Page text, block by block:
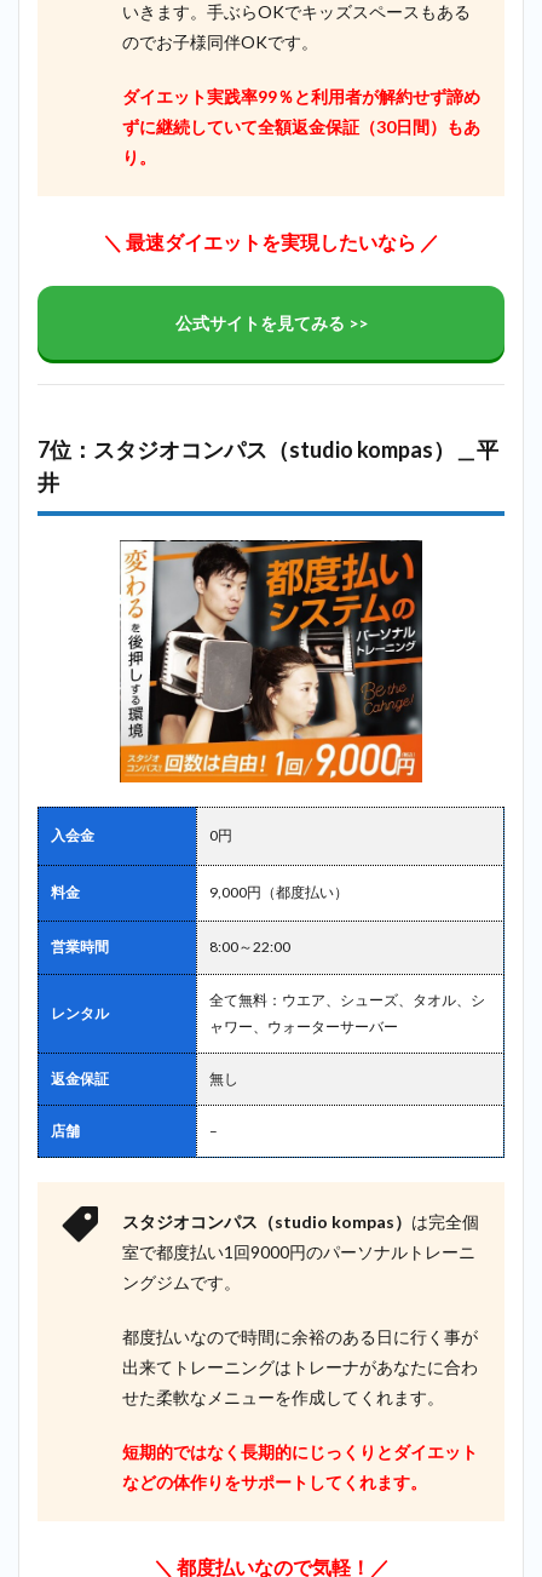
いきます。手ぶらOKでキッズスペースもある
のでお子様同伴OKです。
ダイエット実践率99％と利用者が解約せず諦め
ずに継続していて全額返金保証（30日間）もあ
り。
＼ 最速ダイエットを実現したいなら ／
公式サイトを見てみる >>
7位：スタジオコンパス（studio kompas）＿平
井
入会金 0円
料金 9,000円（都度払い）
営業時間 8:00～22:00
レンタル
全て無料：ウエア、シューズ、タオル、シ
ャワー、ウォーターサーバー
返金保証 無し
店舗 –
スタジオコンパス（studio kompas） は完全個
室で都度払い1回9000円のパーソナルトレーニ
ングジムです。
都度払いなので時間に余裕のある日に行く事が
出来てトレーニングはトレーナがあなたに合わ
せた柔軟なメニューを作成してくれます。
短期的ではなく長期的にじっくりとダイエット
などの体作りをサポートしてくれます。
＼ 都度払いなので気軽！／